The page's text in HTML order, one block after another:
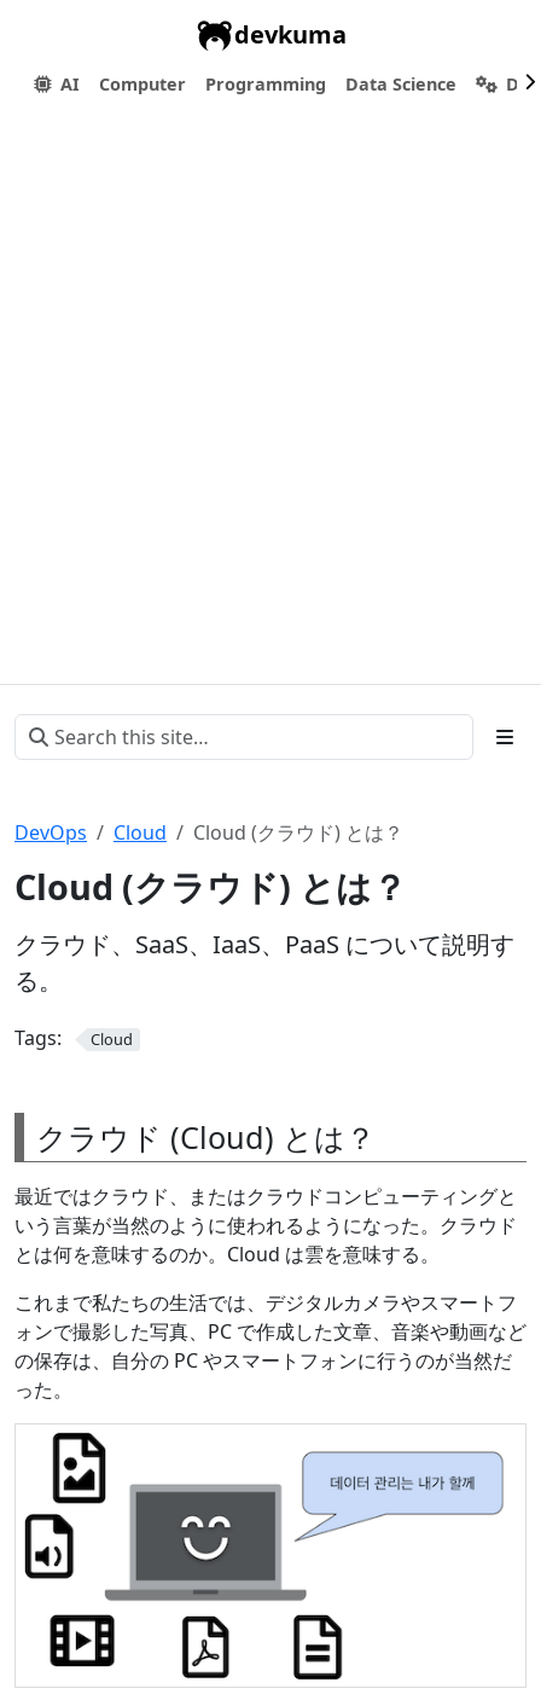
devkuma
AI Computer Programming Data Science
DevOps Cloud Cloud (クラウド) とは？
Cloud (クラウド) とは？
クラウド、SaaS、IaaS、PaaS について説明す
る。
Tags: Cloud
クラウド (Cloud) とは？
最近ではクラウド、またはクラウドコンピューティングと
いう言葉が当然のように使われるようになった。クラウド
とは何を意味するのか。Cloud は雲を意味する。
これまで私たちの生活では、デジタルカメラやスマートフ
ォンで撮影した写真、PC で作成した文章、音楽や動画など
の保存は、自分の PC やスマートフォンに行うのが当然だ
った。